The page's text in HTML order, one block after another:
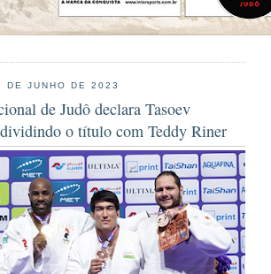
DE JUNHO DE 2023
de Judô declara Tasoev
o título com Teddy Riner